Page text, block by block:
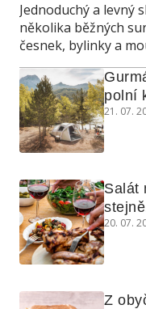
Jednoduchý a levný
několika běžných
česnek, bylinky a
polní
21. 07.
Salát
20. 07.
Z